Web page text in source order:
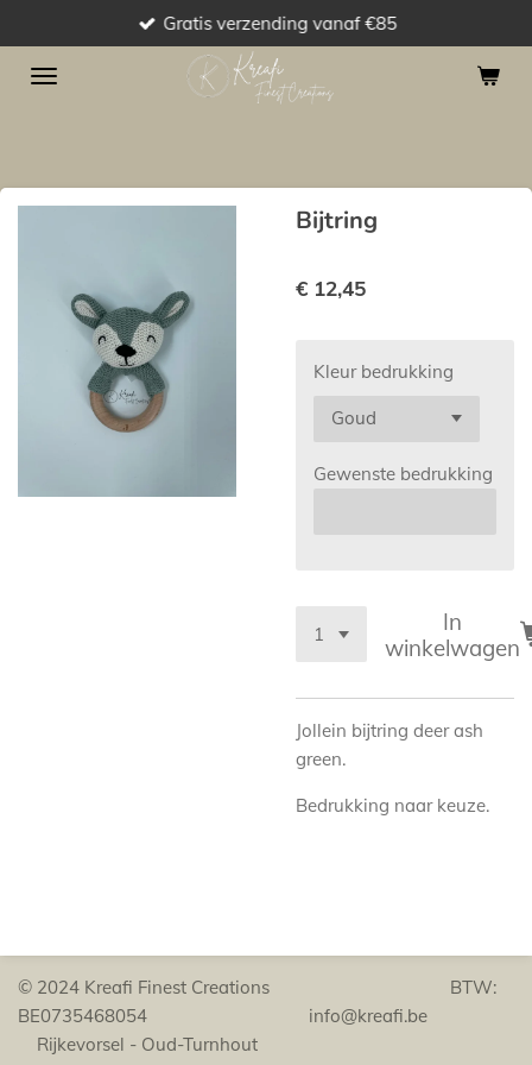
direct
naar
Gratis verzending vanaf €85
Bijtring
€ 12,45
Kleur bedrukking
Gewenste bedrukking
In
winkelwagen
Jollein bijtring deer ash
green.
Bedrukking naar keuze.
© 2024 Kreafi Finest Creations BTW:
BE0735468054 info@kreafi.be
Rijkevorsel - Oud-Turnhout